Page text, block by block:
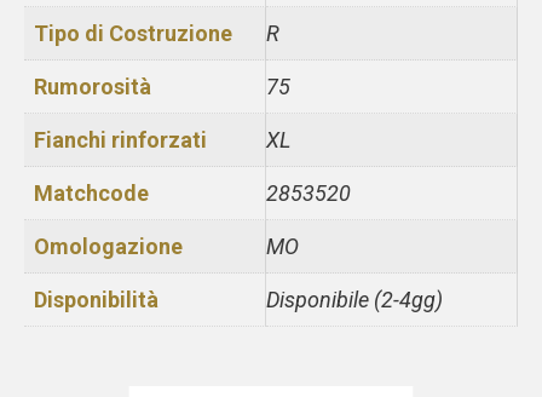
Tipo di Costruzione R
Rumorosità 75
Fianchi rinforzati XL
Matchcode 2853520
Omologazione MO
Disponibilità Disponibile (2-4gg)